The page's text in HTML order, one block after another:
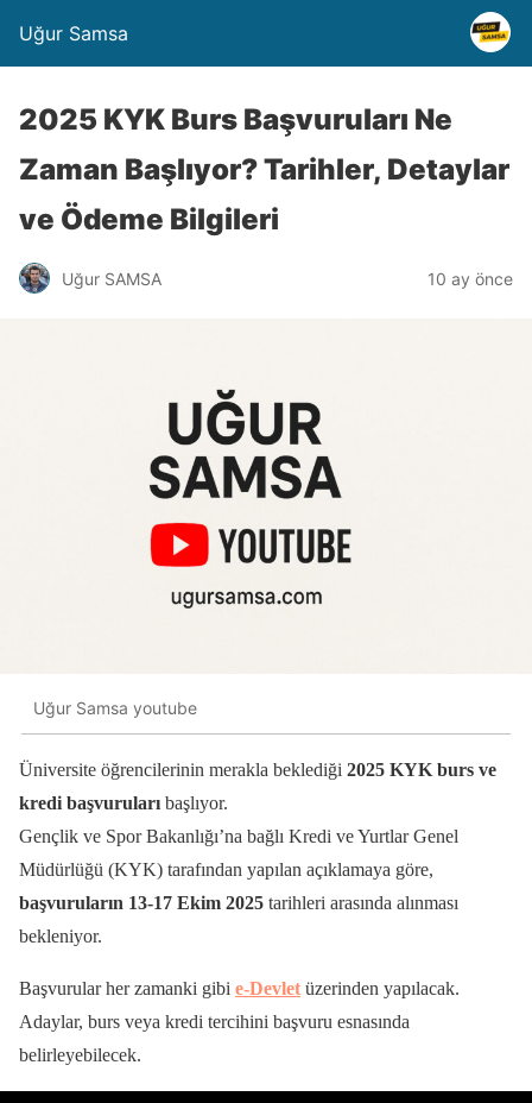
Uğur Samsa
2025 KYK Burs Başvuruları Ne
Zaman Başlıyor? Tarihler, Detaylar
ve Ödeme Bilgileri
Uğur SAMSA 10 ay önce
Uğur Samsa youtube
Üniversite öğrencilerinin merakla beklediği 2025 KYK burs ve
kredi başvuruları başlıyor.
Gençlik ve Spor Bakanlığı’na bağlı Kredi ve Yurtlar Genel
Müdürlüğü (KYK) tarafından yapılan açıklamaya göre,
başvuruların 13-17 Ekim 2025 tarihleri arasında alınması
bekleniyor.
Başvurular her zamanki gibi e-Devlet üzerinden yapılacak.
Adaylar, burs veya kredi tercihini başvuru esnasında
belirleyebilecek.